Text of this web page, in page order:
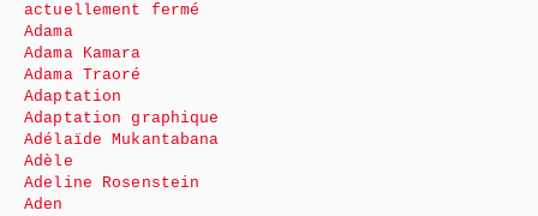
actuellement fermé
Adama
Adama Kamara
Adama Traoré
Adaptation
Adaptation graphique
Adélaïde Mukantabana
Adèle
Adeline Rosenstein
Aden